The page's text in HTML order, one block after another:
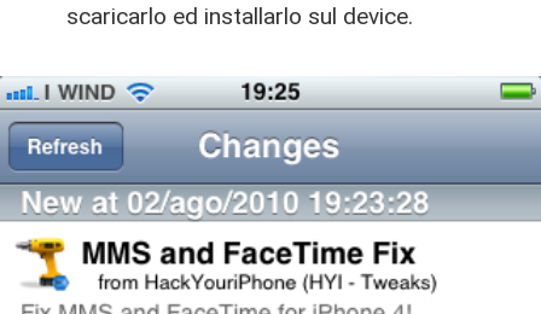
scaricarlo ed installarlo sul device.